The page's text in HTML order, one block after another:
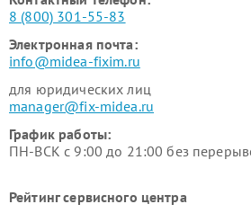
8 (800) 301-55-83
Электронная почта:
info@midea-fixim.ru
для юридических лиц
manager@fix-midea.ru
График работы:
ПН-ВСК с 9:00 до 21:00 без
Рейтинг сервисного центра